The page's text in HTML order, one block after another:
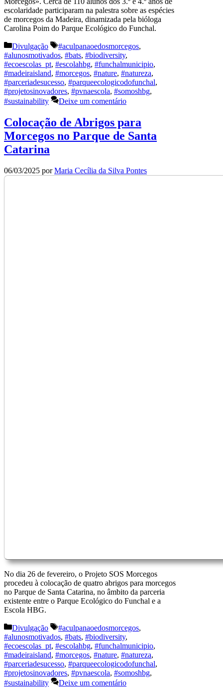
escolaridade participaram na palestra sobre as espécies
de morcegos da Madeira, dinamizada pela bióloga
Carolina Poim do Parque Ecológico do Funchal.
Categorias
Divulgação Etiquetas
#aculpanaoedosmorcegos,
#alunosmotivados, #bats, #biodiversity,
#ecoescolas_pt, #escolahbg, #funchalmunicipio,
#madeiraisland, #morcegos, #nature, #natureza,
#parceriadesucesso, #parqueecologicodofunchal,
#projetosinovadores, #pvnaescola, #somoshbg,
#sustainability
Deixe um comentário
Colocação de Abrigos para
Morcegos no Parque de Santa
Catarina
06/03/2025 porMaria Cecília da Silva Pontes
No dia 26 de fevereiro, o Projeto SOS Morcegos
procedeu à colocação de quatro abrigos para morcegos
no Parque de Santa Catarina, no âmbito da parceria
existente entre o Parque Ecológico do Funchal e a
Escola HBG.
Categorias
Divulgação Etiquetas
#aculpanaoedosmorcegos,
#alunosmotivados, #bats, #biodiversity,
#ecoescolas_pt, #escolahbg, #funchalmunicipio,
#madeiraisland, #morcegos, #nature, #natureza,
#parceriadesucesso, #parqueecologicodofunchal,
#projetosinovadores, #pvnaescola, #somoshbg,
#sustainability
Deixe um comentário